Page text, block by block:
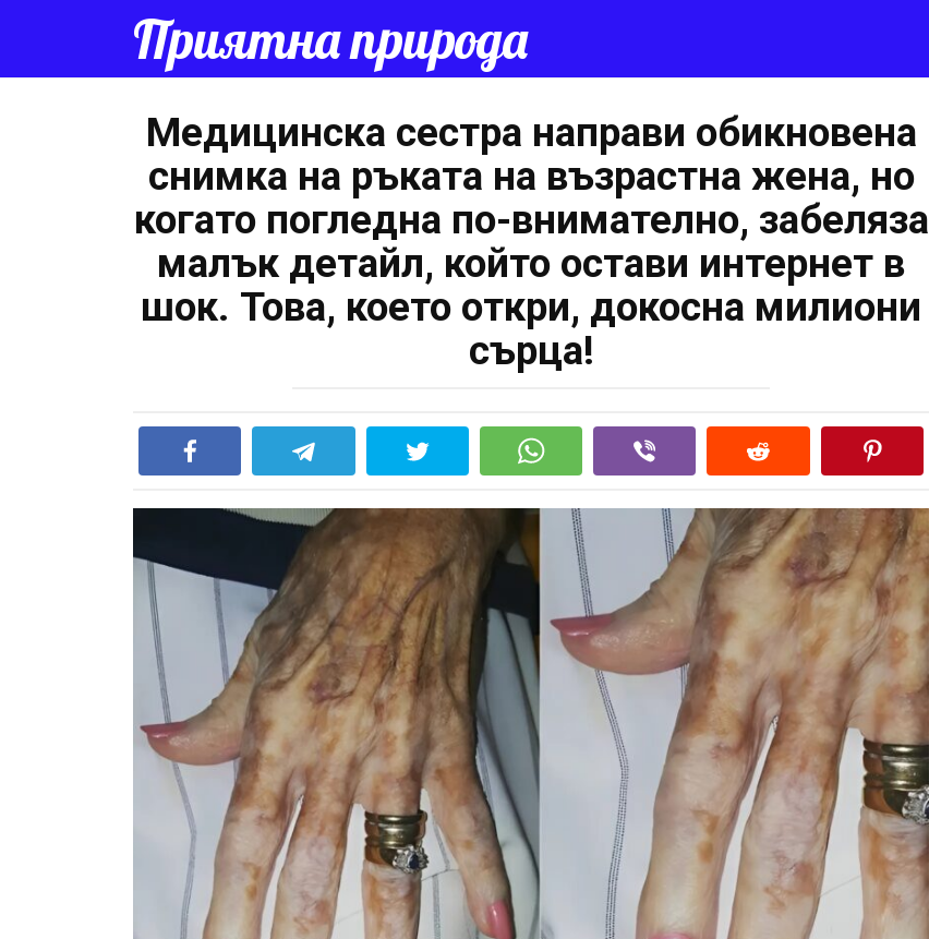
Приятна природа
Медицинска сестра направи обикновена
снимка на ръката на възрастна жена, но
когато погледна по-внимателно, забеляза
малък детайл, който остави интернет в
шок. Това, което откри, докосна милиони
сърца!